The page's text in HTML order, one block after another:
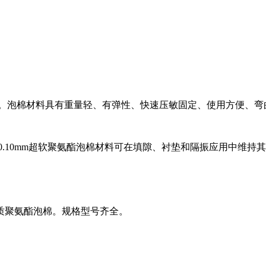
泡棉材料具有重量轻、有弹性、快速压敏固定、使用方便、
超软聚氨酯泡棉材料可在填隙、衬垫和隔振应用中维持
氨酯泡棉。规格型号齐全。